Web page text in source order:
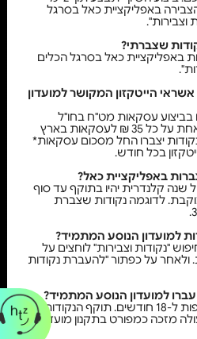
באפליקציית כאל בסרגל
וצבירות".
באפליקציית כאל בסרגל הכלים
הייטקזון המקושר למועדון
טיסה אחת על כל 5 ₪ בביצוע עסקאות מט"ח בחו"ל
ובאתרים בינלאומיים ונקודה אחת על כל 35 ₪ לעסקאות בארץ
יצברו החל מסכום עסקאות*
קלנדרית יהיו בתוקף עד סוף
לדוגמה נקודות שצברת
"נקודות וצבירות" לוחצים על
ולאחר על כפתור "להעברת נקודות
לאחר העברתן, הנקודות תקפות ל-18 חודשים. תוקף הנקודות
מזכה כמפורט בתקנון מועדון